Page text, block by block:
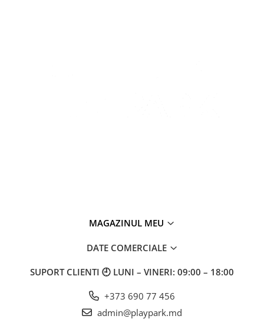
MAGAZINUL MEU
DATE COMERCIALE
SUPORT CLIENTI 🕘 LUNI – VINERI: 09:00 – 18:00
+373 690 77 456
admin@playpark.md